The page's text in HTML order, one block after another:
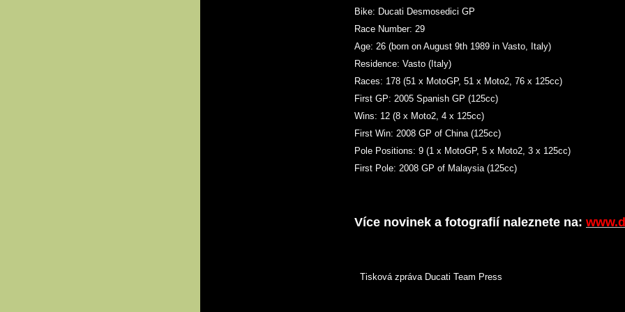
Bike: Ducati Desmosedici GP
Race Number: 29
Age: 26 (born on August 9th 1989 in Vasto, Italy)
Residence: Vasto (Italy)
Races: 178 (51 x MotoGP, 51 x Moto2, 76 x 125cc)
First GP: 2005 Spanish GP (125cc)
Wins: 12 (8 x Moto2, 4 x 125cc)
First Win: 2008 GP of China (125cc)
Pole Positions: 9 (1 x MotoGP, 5 x Moto2, 3 x 125cc)
First Pole: 2008 GP of Malaysia (125cc)
Více novinek a fotografií naleznete na:
Tisková zpráva Ducati Team Press